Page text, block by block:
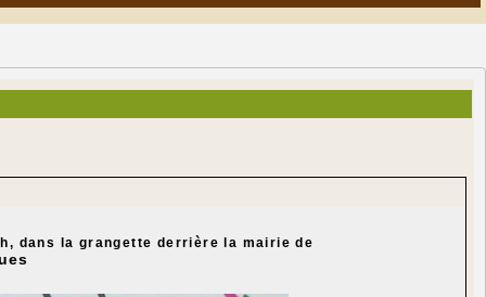
dans la grangette derrière la mairie de